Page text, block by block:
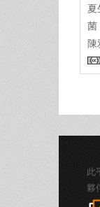
夏
菌
陳
此
夥